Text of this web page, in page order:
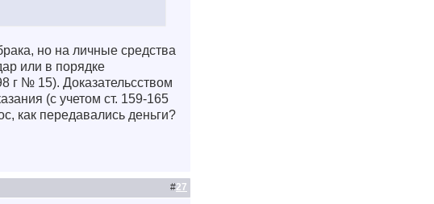
но на личные средства
или в порядке
г № 15). Доказательсством
(с учетом ст. 159-165
как передавались деньги?
#27